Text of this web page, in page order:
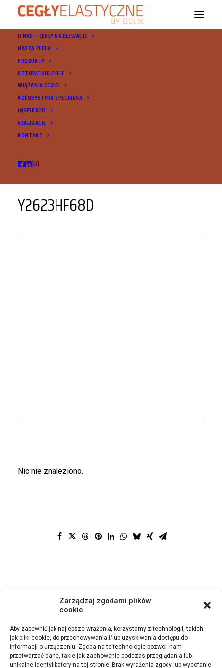
Zarządzaj zgodami plików
cookie
Aby zapewnić jak najlepsze wrażenia, korzystamy z technologii, takich
jak pliki cookie, do przechowywania i/lub uzyskiwania dostępu do
informacji o urządzeniu. Zgoda na te technologie pozwoli nam
przetwarzać dane, takie jak zachowanie podczas przeglądania lub
unikalne identyfikatory na tej stronie. Brak wyrażenia zgody lub wycofanie
O NAS – CEGŁY NA ELEWACJĘ
NASZA CEGŁA
PRODUKTY
GOTOWE KOLEKCJE
WIĄZANIA CEGIEŁ
KOLORYSTYKA SPECJALNA
INSPIRACJE
REALIZACJE
KONTAKT
Y2623HF68D
Y2623HF68D
Nic nie znaleziono.